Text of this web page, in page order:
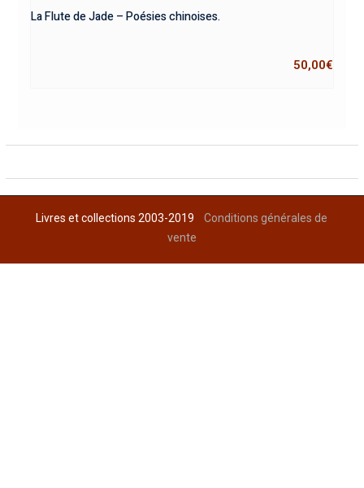
La Flute de Jade – Poésies chinoises.
50,00€
Livres et collections 2003-2019Conditions générales de
vente